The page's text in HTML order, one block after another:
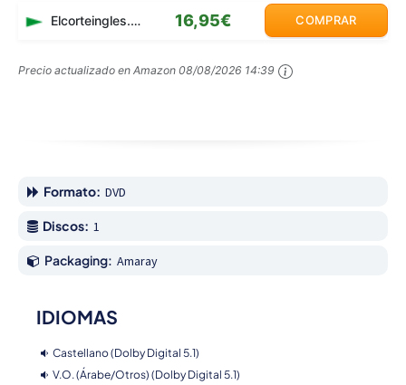
Elcorteingles.es 16,95€ COMPRAR
Precio actualizado en Amazon 08/08/2026 14:39
Formato: DVD
Discos: 1
Packaging: Amaray
IDIOMAS
Castellano (Dolby Digital 5.1)
V.O. (Árabe/Otros) (Dolby Digital 5.1)